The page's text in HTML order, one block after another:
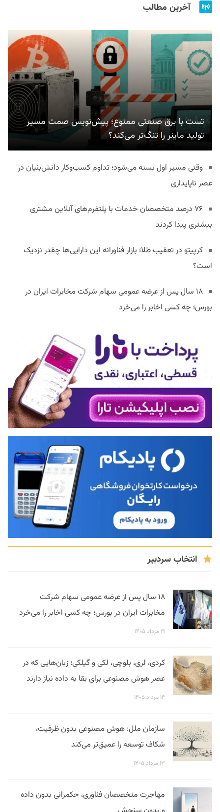
آخرین مطالب
تست با برق صنعتی ممنوع؛ پیش‌نویس صمت مسیر
تولید ماینر را تنگ‌تر می‌کند؟
وقتی مسیر اول بسته می‌شود؛ تداوم کسب‌وکار دانش‌بنیان در
عصر ناپایداری
۷۶ درصد متخصصان خدمات با پلتفرم‌های آنلاین مشتری
بیشتری پیدا کردند
کرپیتو در تعقیب طلا؛ بازار فناورانه این دارایی‌ها چقدر نزدیک
است؟
۱۸ سال پس از عرضه عمومی سهام شرکت مخابرات ایران در
بورس؛ چه کسی اخابر را می‌خرد
انتخاب سردبیر
۱۸ سال پس از عرضه عمومی سهام شرکت
مخابرات ایران در بورس؛ چه کسی اخابر را می‌خرد
۱۹ مرداد ۱۴۰۵
کردی، لری، بلوچی، لکی و گیلکی؛ زبان‌هایی که در
عصر هوش مصنوعی برای بقا به داده نیاز دارند
۱۴ مرداد ۱۴۰۵
سازمان ملل: هوش مصنوعی بدون ظرفیت،
شکاف توسعه را عمیق‌تر می‌کند
۱۳ مرداد ۱۴۰۵
مهاجرت متخصصان فناوری، حکمرانی بدون داده